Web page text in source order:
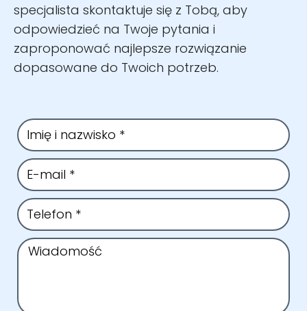
specjalista skontaktuje się z Tobą, aby
odpowiedzieć na Twoje pytania i
zaproponować najlepsze rozwiązanie
dopasowane do Twoich potrzeb.